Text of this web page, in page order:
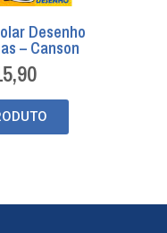
Desenho
– Canson